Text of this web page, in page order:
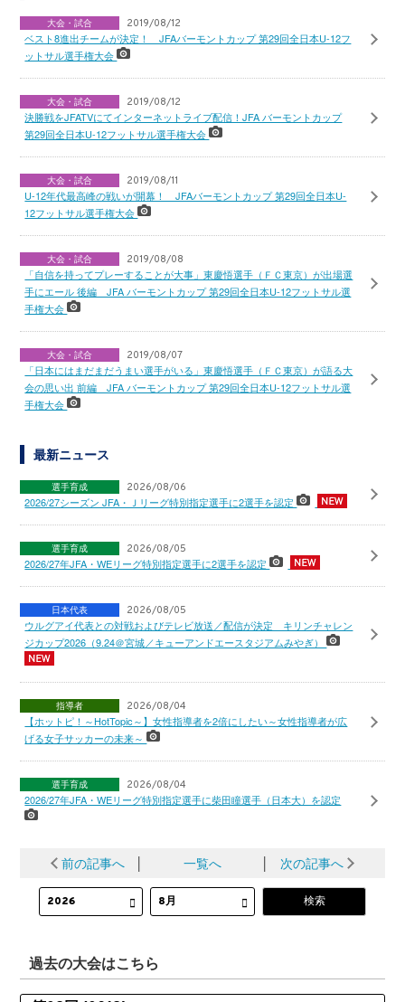
大会・試合 2019/08/12
ベスト8進出チームが決定！ JFAバーモントカップ 第29回全日本U-12フ
ットサル選手権大会
大会・試合 2019/08/12
決勝戦をJFATVにてインターネットライブ配信！JFA バーモントカップ
第29回全日本U-12フットサル選手権大会
大会・試合 2019/08/11
U-12年代最高峰の戦いが開幕！ JFAバーモントカップ 第29回全日本U-
12フットサル選手権大会
大会・試合 2019/08/08
「自信を持ってプレーすることが大事」東慶悟選手（ＦＣ東京）が出場選
手にエール 後編 JFA バーモントカップ 第29回全日本U-12フットサル選
手権大会
大会・試合 2019/08/07
「日本にはまだまだうまい選手がいる」東慶悟選手（ＦＣ東京）が語る大
会の思い出 前編 JFA バーモントカップ 第29回全日本U-12フットサル選
手権大会
最新ニュース
選手育成 2026/08/06
2026/27シーズン JFA・Ｊリーグ特別指定選手に2選手を認定
選手育成 2026/08/05
2026/27年JFA・WEリーグ特別指定選手に2選手を認定
日本代表 2026/08/05
ウルグアイ代表との対戦およびテレビ放送／配信が決定 キリンチャレン
ジカップ2026（9.24＠宮城／キューアンドエースタジアムみやぎ）
指導者 2026/08/04
【ホットピ！～HotTopic～】女性指導者を2倍にしたい～女性指導者が広
げる女子サッカーの未来～
選手育成 2026/08/04
2026/27年JFA・WEリーグ特別指定選手に柴田瞳選手（日本大）を認定
前の記事へ │ 一覧へ │ 次の記事へ
過去の大会はこちら